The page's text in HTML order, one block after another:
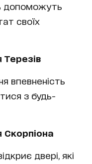
допоможуть
своїх
впевненість
з будь-
Скорпіона
двері, які